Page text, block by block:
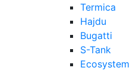
Termica
Hajdu
Bugatti
S-Tank
Ecosystem